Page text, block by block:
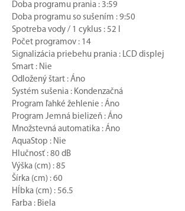
Doba programu prania : 3:59
Doba programu so sušením : 9:50
Spotreba vody / 1 cyklus : 52 l
Počet programov : 14
Signalizácia priebehu prania : LCD displej
Smart : Nie
Odložený štart : Áno
Systém sušenia : Kondenzačná
Program ľahké žehlenie : Áno
Program Jemná bielizeň : Áno
Množstevná automatika : Áno
AquaStop : Nie
Hlučnosť : 80 dB
Výška (cm) : 85
Šírka (cm) : 60
Hĺbka (cm) : 56.5
Farba : Biela